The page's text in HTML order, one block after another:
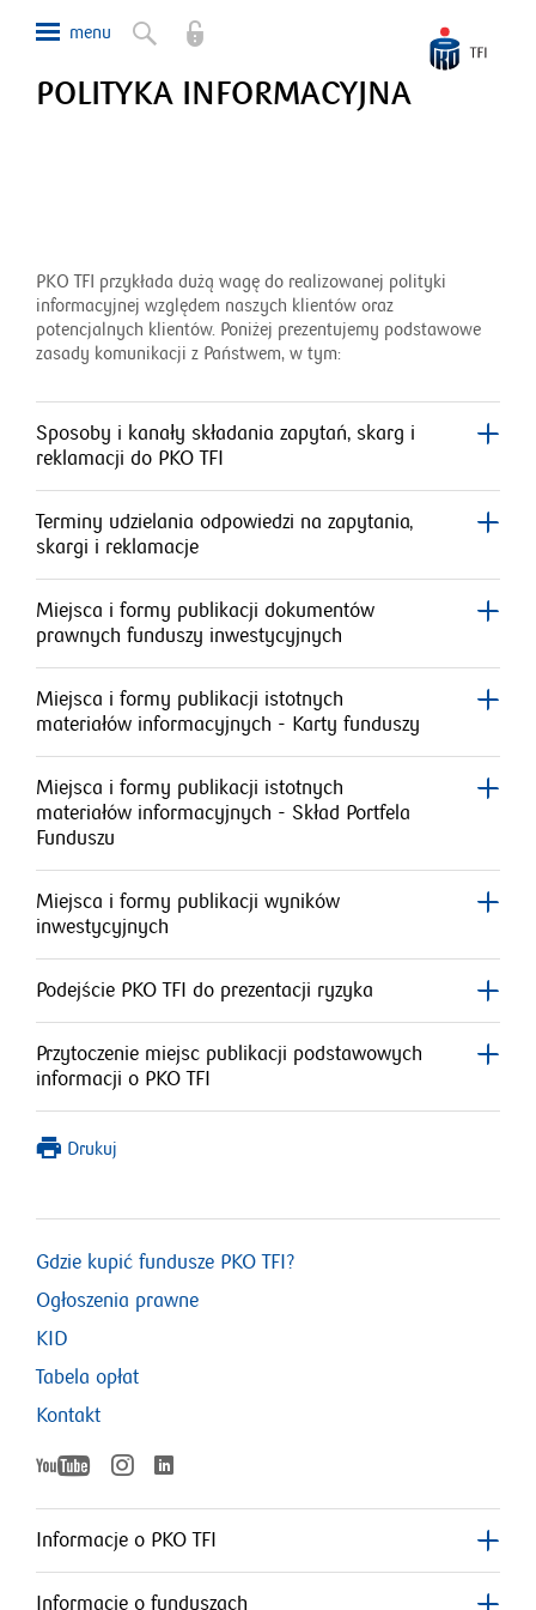
POLITYKA INFORMACYJNA
PKO TFI przykłada dużą wagę do realizowanej polityki
informacyjnej względem naszych klientów oraz
potencjalnych klientów. Poniżej prezentujemy podstawowe
zasady komunikacji z Państwem, w tym:
Sposoby i kanały składania zapytań, skarg i
reklamacji do PKO TFI
Terminy udzielania odpowiedzi na zapytania,
skargi i reklamacje
Miejsca i formy publikacji dokumentów
prawnych funduszy inwestycyjnych
Miejsca i formy publikacji istotnych
materiałów informacyjnych - Karty funduszy
Miejsca i formy publikacji istotnych
materiałów informacyjnych - Skład Portfela
Funduszu
Miejsca i formy publikacji wyników
inwestycyjnych
Podejście PKO TFI do prezentacji ryzyka
Przytoczenie miejsc publikacji podstawowych
informacji o PKO TFI
Drukuj
Gdzie kupić fundusze PKO TFI?
Ogłoszenia prawne
KID
Tabela opłat
Kontakt
YouTube
otworzy
się
Instagram
się
nowym
oknie
nowym
Informacje o PKO TFI
Informacje o funduszach